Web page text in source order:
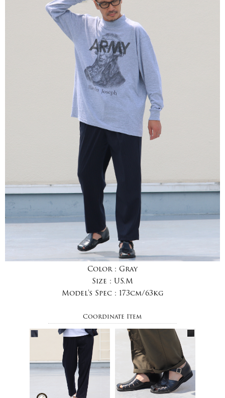
Color : Gray
Size : US.M
Model's Spec : 173cm/63kg
Coordinate Item